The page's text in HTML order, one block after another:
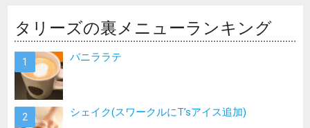
タリーズの裏メニューランキング
バニララテ
シェイク(スワークルにT’sアイス追加)